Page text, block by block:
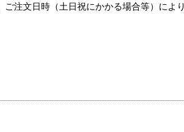
注文日時（土日祝にかかる場合等）によ